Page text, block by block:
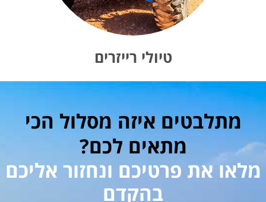
טיולי רייזרים
מתלבטים איזה מסלול הכי
מתאים לכם?
מלאו את פרטיכם ונחזור אליכם
בהקדם